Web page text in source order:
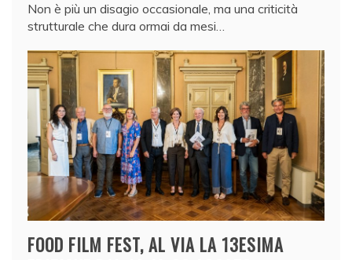
Non è più un disagio occasionale, ma una criticità
strutturale che dura ormai da mesi…
FOOD FILM FEST, AL VIA LA 13ESIMA